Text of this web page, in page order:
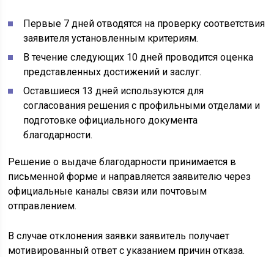
Первые 7 дней отводятся на проверку соответствия
заявителя установленным критериям.
В течение следующих 10 дней проводится оценка
представленных достижений и заслуг.
Оставшиеся 13 дней используются для
согласования решения с профильными отделами и
подготовке официального документа
благодарности.
Решение о выдаче благодарности принимается в
письменной форме и направляется заявителю через
официальные каналы связи или почтовым
отправлением.
В случае отклонения заявки заявитель получает
мотивированный ответ с указанием причин отказа.